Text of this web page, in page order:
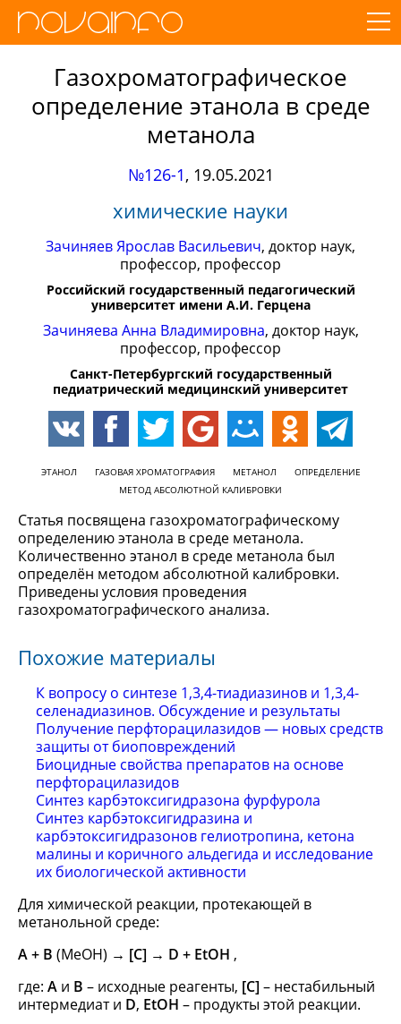
Газохроматографическое
определение этанола в среде
метанола
№126-1, 19.05.2021
химические науки
Зачиняев Ярослав Васильевич, доктор наук,
профессор, профессор
Российский государственный педагогический
университет имени А.И. Герцена
Зачиняева Анна Владимировна, доктор наук,
профессор, профессор
Санкт-Петербургский государственный
педиатрический медицинский университет
ЭТАНОЛ ГАЗОВАЯ ХРОМАТОГРАФИЯ МЕТАНОЛ
ОПРЕДЕЛЕНИЕ
МЕТОД АБСОЛЮТНОЙ КАЛИБРОВКИ
Статья посвящена газохроматографическому
определению этанола в среде метанола.
Количественно этанол в среде метанола был
определён методом абсолютной калибровки.
Приведены условия проведения
газохроматографического анализа.
Похожие материалы
К вопросу о синтезе 1,3,4-тиадиазинов и 1,3,4-
селенадиазинов. Обсуждение и результаты
Получение перфторацилазидов — новых средств
защиты от биоповреждений
Биоцидные свойства препаратов на основе
перфторацилазидов
Синтез карбэтоксигидразона фурфурола
Синтез карбэтоксигидразина и
карбэтоксигидразонов гелиотропина, кетона
малины и коричного альдегида и исследование
их биологической активности
Для химической реакции, протекающей в
метанольной среде:
А + В (МеОН) → [C] → D + EtOH ,
где: А и В – исходные реагенты, [C] – нестабильный
интермедиат и D, EtOH – продукты этой реакции.